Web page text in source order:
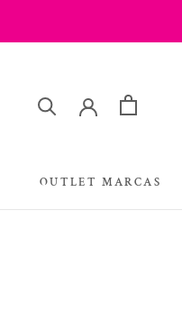
OUTLET MARCAS